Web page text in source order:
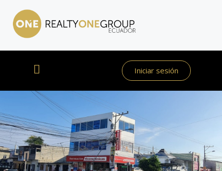
Iniciar sesión